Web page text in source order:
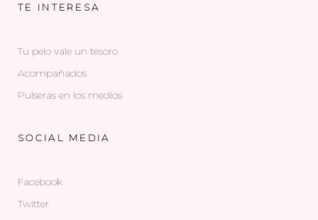
TE INTERESA
Tu pelo vale un tesoro
Acompañados
Pulseras en los medios
SOCIAL MEDIA
Facebook
Twitter